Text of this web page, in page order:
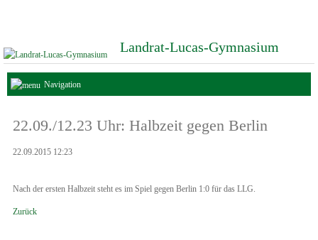
Landrat-Lucas-Gymnasium
Navigation
22.09./12.23 Uhr: Halbzeit gegen Berlin
22.09.2015 12:23
Nach der ersten Halbzeit steht es im Spiel gegen Berlin 1:0 für das LLG.
Zurück